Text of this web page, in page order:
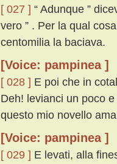
[ 027 ] “ Adunque ”
vero ” . Per la qual
centomilia la baciava.
[Voice: pampinea ]
[ 028 ] E poi che in
Deh! levianci un poco
questo mio novello
[Voice: pampinea ]
[ 029 ] E levati, alla